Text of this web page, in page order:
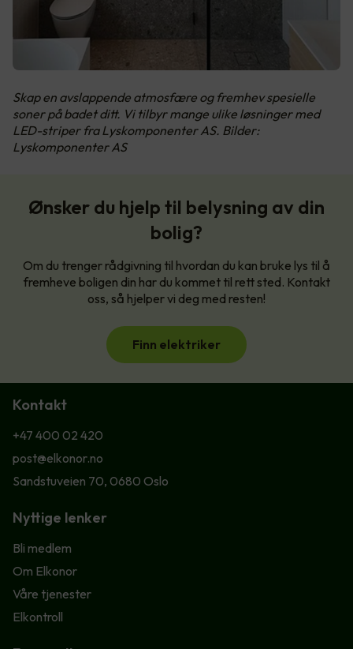
Skap en avslappende atmosfære og fremhev spesielle
soner på badet ditt. Vi tilbyr mange ulike løsninger med
LED-striper fra Lyskomponenter AS. Bilder:
Lyskomponenter AS
Ønsker du hjelp til belysning av din
bolig?
Om du trenger rådgivning til hvordan du kan bruke lys til å
fremheve boligen din har du kommet til rett sted. Kontakt
oss, så hjelper vi deg med resten!
Finn elektriker
Kontakt
+47 400 02 420
post@elkonor.no
Sandstuveien 70, 0680 Oslo
Nyttige lenker
Bli medlem
Om Elkonor
Våre tjenester
Elkontroll